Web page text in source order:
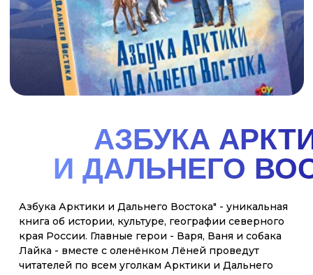
смотреть купить
"Азбука Сибири". Вместе с героями книги
отправляйся в увлекательное путешествие по
одному из самых удивительных, красивых и
интересных районов нашей огромной страны -
Сибири. Поучаствовав вместе с Ваней и Варей в их
весёлых приключениях, ты узнаешь много нового
об этом чудесном крае, о его природе, реках и